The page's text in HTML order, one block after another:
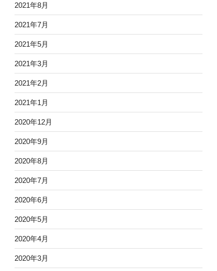
2021年8月
2021年7月
2021年5月
2021年3月
2021年2月
2021年1月
2020年12月
2020年9月
2020年8月
2020年7月
2020年6月
2020年5月
2020年4月
2020年3月